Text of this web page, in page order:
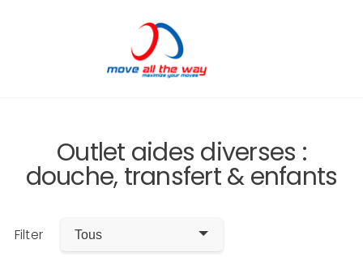
Outlet aides diverses :
douche, transfert & enfants
Filter Tous